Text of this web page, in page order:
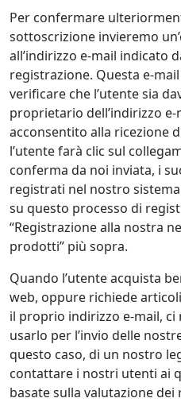
Per confermare
sottoscrizione invieremo
all’indirizzo e-mail indicato
registrazione. Questa e-
verificare che l’utente sia
proprietario dell’indirizzo e-
acconsentito alla ricezione
l’utente farà clic sul
conferma da noi inviata, i
registrati nel nostro
su questo processo di
“Registrazione alla nostra
prodotti” più sopra.
Quando l’utente acquista
web, oppure richiede
il proprio indirizzo e-mail,
usarlo per l’invio delle
questo caso, di un nostro
contattare i nostri utenti ai
basate sulla valutazione